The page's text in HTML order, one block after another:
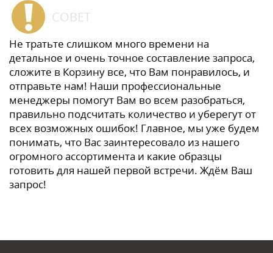
СОВЕТ
Не тратьте слишком много времени на
детальное и очень точное составление запроса,
сложите в Корзину все, что Вам понравилось, и
отправьте нам! Наши профессиональные
менеджеры помогут Вам во всем разобраться,
правильно подсчитать количество и уберегут от
всех возможных ошибок! Главное, мы уже будем
понимать, что Вас заинтересовало из нашего
огромного ассортимента и какие образцы
готовить для нашей первой встречи. Ждём Ваш
запрос!